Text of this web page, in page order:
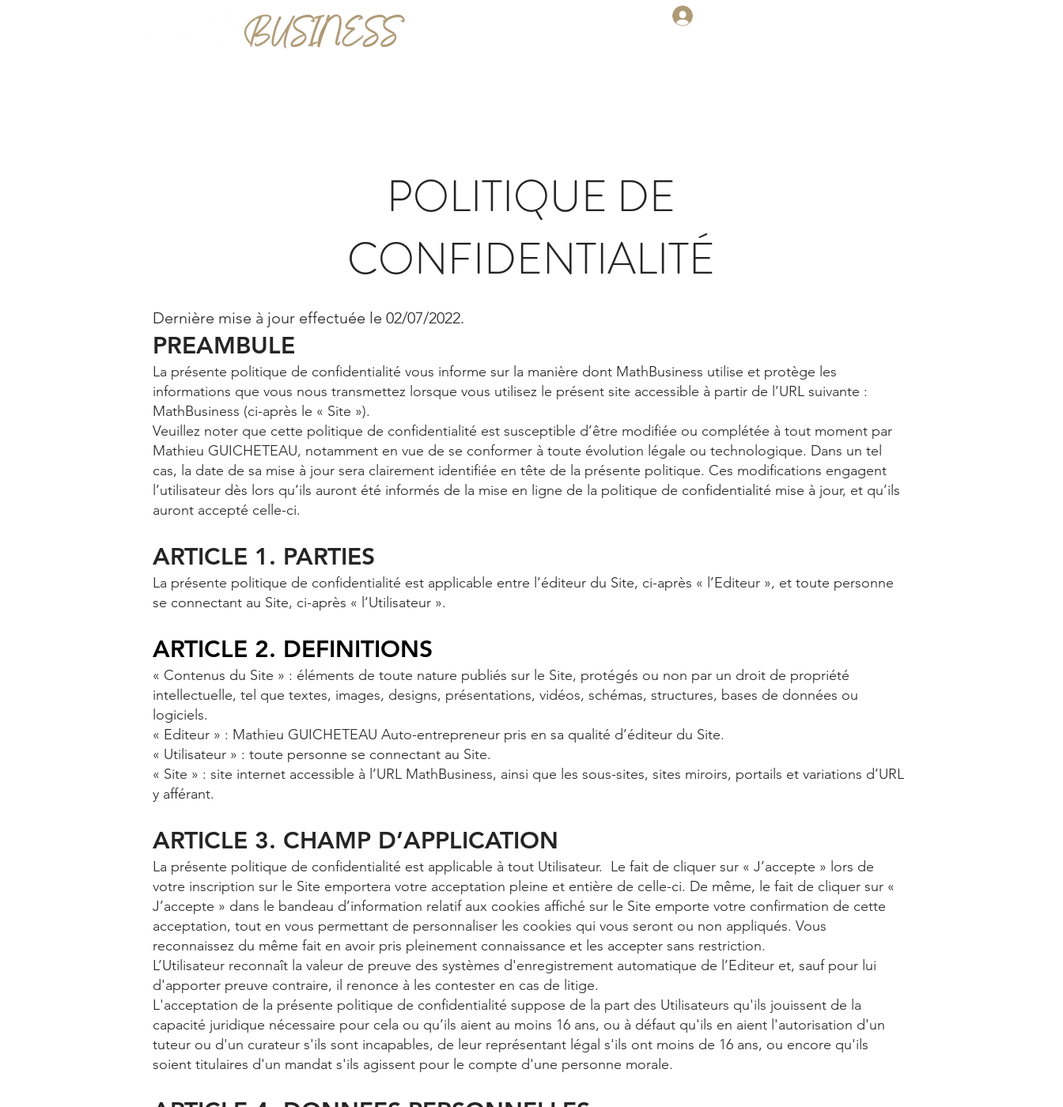
POLITIQUE DE
CONFIDENTIALITÉ
Dernière mise à jour effectuée le 02/07/2022.
PREAMBULE
La présente politique de confidentialité vous informe sur la manière dont MathBusiness utilise et protège les
informations que vous nous transmettez lorsque vous utilisez le présent site accessible à partir de l’URL suivante :
MathBusiness (ci-après le « Site »).
Veuillez noter que cette politique de confidentialité est susceptible d’être modifiée ou complétée à tout moment par
Mathieu GUICHETEAU, notamment en vue de se conformer à toute évolution légale ou technologique. Dans un tel
cas, la date de sa mise à jour sera clairement identifiée en tête de la présente politique. Ces modifications engagent
l’utilisateur dès lors qu’ils auront été informés de la mise en ligne de la politique de confidentialité mise à jour, et qu’ils
auront accepté celle-ci.
ARTICLE 1. PARTIES
La présente politique de confidentialité est applicable entre l’éditeur du Site, ci-après « l’Editeur », et toute personne
se connectant au Site, ci-après « l’Utilisateur ».
ARTICLE 2. DEFINITIONS
« Contenus du Site » : éléments de toute nature publiés sur le Site, protégés ou non par un droit de propriété
intellectuelle, tel que textes, images, designs, présentations, vidéos, schémas, structures, bases de données ou
logiciels.
« Editeur » : Mathieu GUICHETEAU Auto-entrepreneur pris en sa qualité d’éditeur du Site.
« Utilisateur » : toute personne se connectant au Site.
« Site » : site internet accessible à l’URL MathBusiness, ainsi que les sous-sites, sites miroirs, portails et variations d’URL
y afférant.
ARTICLE 3. CHAMP D’APPLICATION
La présente politique de confidentialité est applicable à tout Utilisateur. Le fait de cliquer sur « J’accepte » lors de
votre inscription sur le Site emportera votre acceptation pleine et entière de celle-ci. De même, le fait de cliquer sur «
J’accepte » dans le bandeau d’information relatif aux cookies affiché sur le Site emporte votre confirmation de cette
acceptation, tout en vous permettant de personnaliser les cookies qui vous seront ou non appliqués. Vous
reconnaissez du même fait en avoir pris pleinement connaissance et les accepter sans restriction.
L’Utilisateur reconnaît la valeur de preuve des systèmes d'enregistrement automatique de l’Editeur et, sauf pour lui
d'apporter preuve contraire, il renonce à les contester en cas de litige.
L'acceptation de la présente politique de confidentialité suppose de la part des Utilisateurs qu'ils jouissent de la
capacité juridique nécessaire pour cela ou qu’ils aient au moins 16 ans, ou à défaut qu'ils en aient l'autorisation d'un
tuteur ou d'un curateur s'ils sont incapables, de leur représentant légal s'ils ont moins de 16 ans, ou encore qu'ils
soient titulaires d'un mandat s'ils agissent pour le compte d'une personne morale.